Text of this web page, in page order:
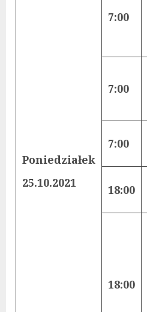
Poniedziałek
25.10.2021
7:00
7:00
7:00
18:00
18:00